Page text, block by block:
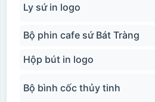
Ly sứ in logo
Bộ phin cafe sứ Bát Tràng
Hộp bút in logo
Bộ bình cốc thủy tinh